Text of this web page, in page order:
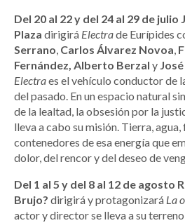
Del 20 al 22 y del 24 al 29 de julio
Plaza dirigirá Electrade Eurípides
Serrano, Carlos Álvarez Novoa,
Fernández, Alberto Berzal y
Electraes el vehículo conductor de
del pasado. En un espacio natural
de la lealtad, la obsesión por la
lleva a cabo su misión. Tierra,
contenedores de esa energía que
dolor, del rencor y del deseo de
Del 1 al 5 y del 8 al 12 de agosto
Brujo? dirigirá y protagonizará La
actor y director se lleva a su